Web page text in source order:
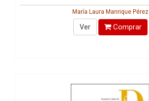
María Laura Manrique Pérez
Ver Comprar